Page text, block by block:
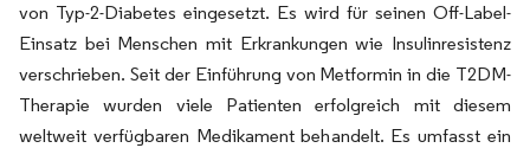
von Typ-2-Diabetes eingesetzt. Es wird für seinen Off-Label-
Einsatz bei Menschen mit Erkrankungen wie Insulinresistenz
verschrieben. Seit der Einführung von Metformin in die T2DM-
Therapie wurden viele Patienten erfolgreich mit diesem
weltweit verfügbaren Medikament behandelt. Es umfasst ein